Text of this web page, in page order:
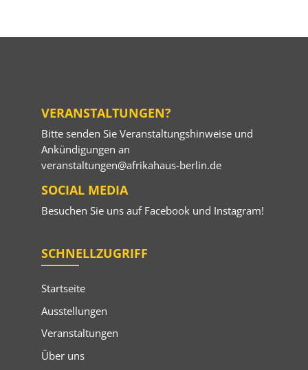
VERANSTALTUNGEN?
Bitte senden Sie Veranstaltungshinweise und
Ankündigungen an
veranstaltungen@afrikahaus-berlin.de
SOCIAL MEDIA
Besuchen Sie uns auf Facebookund Instagram!
SCHNELLZUGRIFF
Startseite
Ausstellungen
Veranstaltungen
Über uns